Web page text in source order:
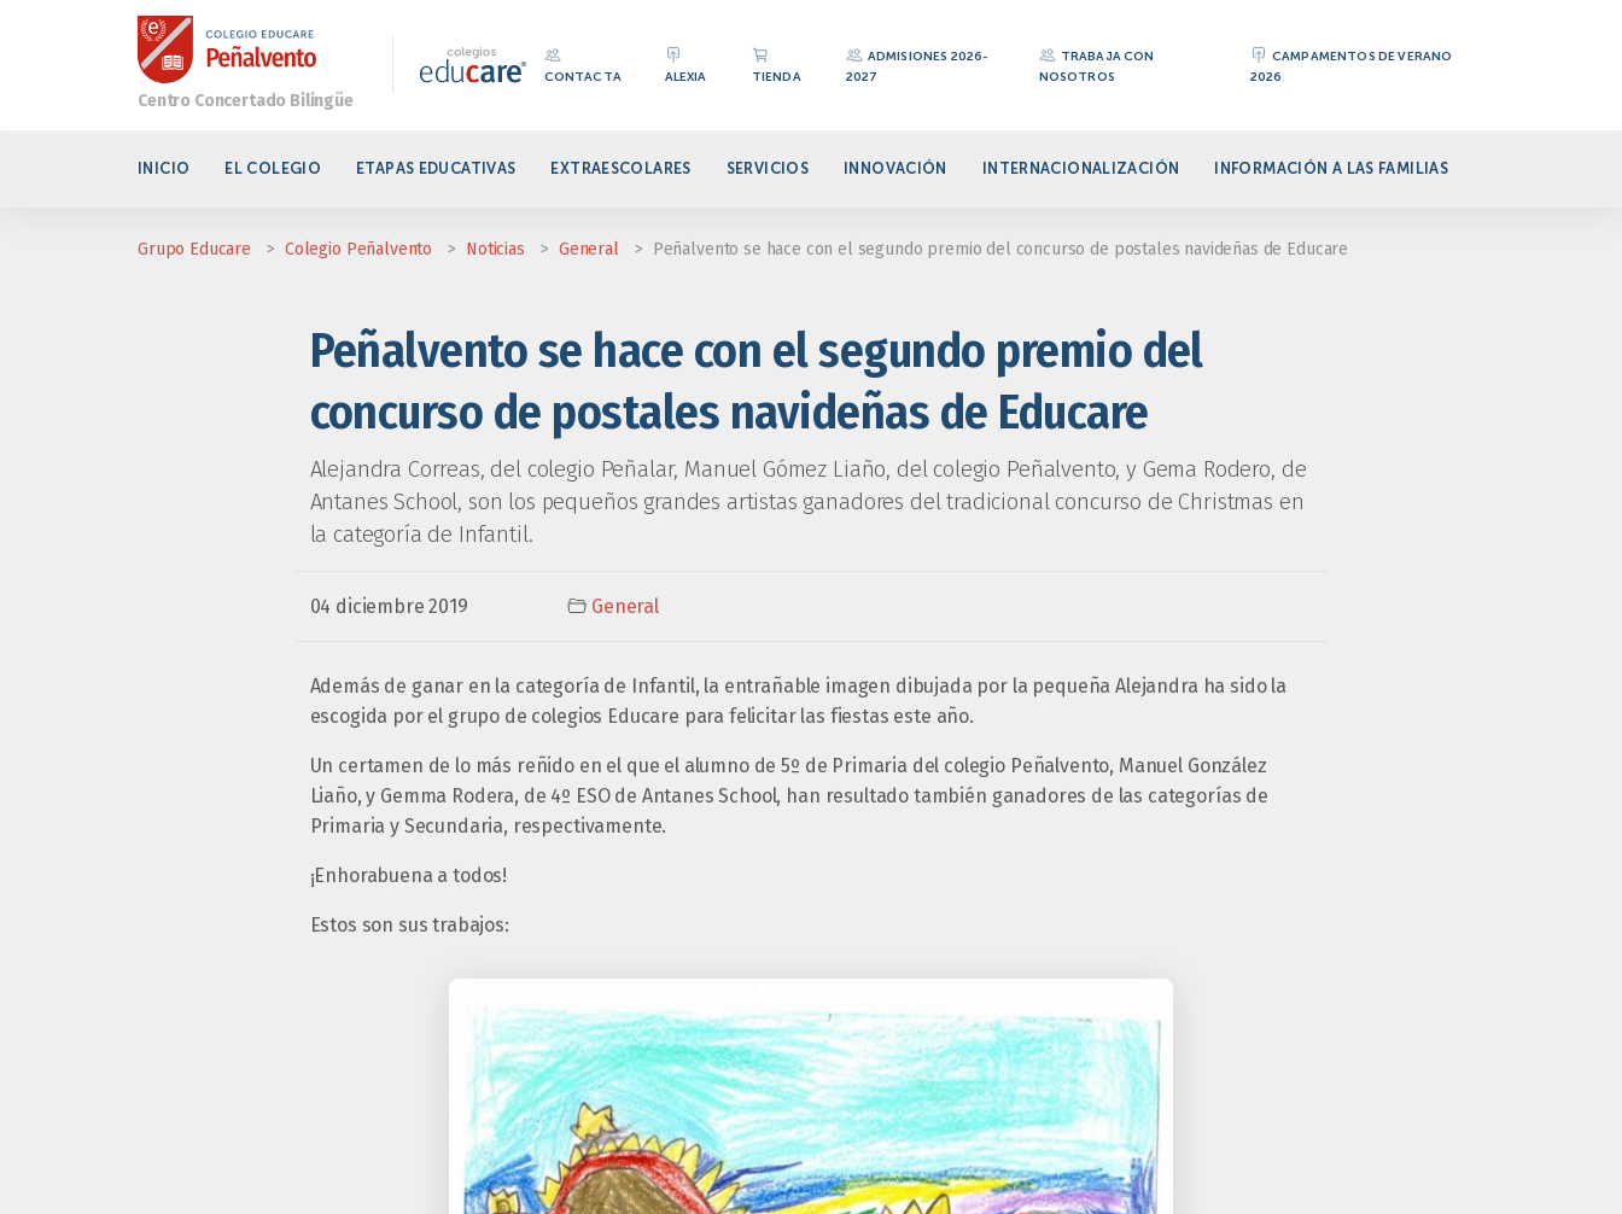
CONTACTA ALEXIA TIENDA
ADMISIONES 2026-
2027
TRABAJA CON
NOSOTROS
CAMPAMENTOS DE VERANO
2026
INICIO EL COLEGIO ETAPAS EDUCATIVAS EXTRAESCOLARES SERVICIOS INNOVACIÓN INTERNACIONALIZACIÓN INFORMACIÓN A LAS FAMILIAS
Grupo Educare > Colegio Peñalvento > Noticias > General > Peñalvento se hace con el segundo premio del concurso de postales navideñas de Educare
Peñalvento se hace con el segundo premio del
concurso de postales navideñas de Educare
Alejandra Correas, del colegio Peñalar, Manuel Gómez Liaño, del colegio Peñalvento, y Gema Rodero, de
Antanes School, son los pequeños grandes artistas ganadores del tradicional concurso de Christmas en
la categoría de Infantil.
04 diciembre 2019 General
Además de ganar en la categoría de Infantil, la entrañable imagen dibujada por la pequeña Alejandra ha sido la
escogida por el grupo de colegios Educare para felicitar las fiestas este año.
Un certamen de lo más reñido en el que el alumno de 5º de Primaria del colegio Peñalvento, Manuel González
Liaño, y Gemma Rodera, de 4º ESO de Antanes School, han resultado también ganadores de las categorías de
Primaria y Secundaria, respectivamente.
¡Enhorabuena a todos!
Estos son sus trabajos: